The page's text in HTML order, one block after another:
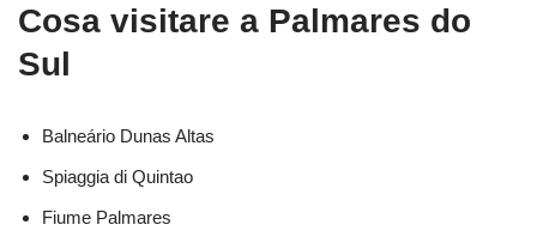
Cosa visitare a Palmares do
Sul
Balneário Dunas Altas
Spiaggia di Quintao
Fiume Palmares